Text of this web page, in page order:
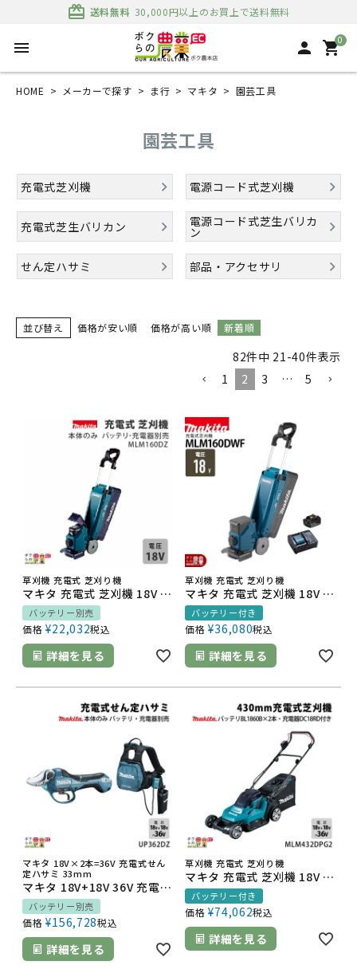
card_giftcard 送料無料 30,000円以上のお買上で送料無料
menu person 0
shopping_cart
HOME メーカーで探す ま行 マキタ 園芸工具
園芸工具
充電式芝刈機 電源コード式芝刈機
充電式芝生バリカン 電源コード式芝生バリカ
ン
せん定ハサミ 部品・アクセサリ
並び替え 価格が安い順 価格が高い順 新着順
82件中 21-40件表示
1
2 3 … 5
草刈機 充電式 芝刈り機
マキタ 充電式 芝刈機 18V MLM160DZ 刈込み幅 160mm 草刈り 芝刈り 5.8kg 本体のみ バッテリ充電器別売 壁際 敷石周りの芝刈りに
バッテリー別売
価格 ¥22,032税込
詳細を見る
草刈機 充電式 芝刈り機
マキタ 充電式 芝刈機 18V MLM160DWF 刈込み幅 160mm 草刈り 芝刈り 5.8kg バッテリBL1830B・充電器DC18WC付 壁際 敷石周りの芝刈りに
バッテリー付き
価格 ¥36,080税込
詳細を見る
マキタ 18V×2本=36V 充電式せん
定ハサミ 33mm
マキタ 18V+18V 36V 充電式 せん定ハサミ UP362DZ 本体のみ 枝きり 花鋏 園芸
バッテリー別売
価格 ¥156,728税込
詳細を見る
草刈機 充電式 芝刈り機
マキタ 充電式 芝刈機 18V + 18V 36V MLM432DPG2 刈込み幅 430mm 草刈り 芝刈り 17.1kg バッテリー・充電器付属
バッテリー付き
価格 ¥74,062税込
詳細を見る